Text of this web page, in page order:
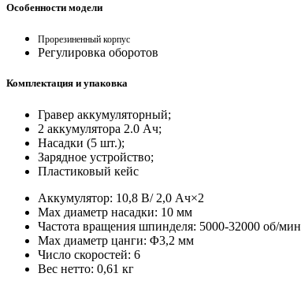
Особенности модели
Прорезиненный корпус
Регулировка оборотов
Комплектация и упаковка
Гравер аккумуляторный;
2 аккумулятора 2.0 Ач;
Насадки (5 шт.);
Зарядное устройство;
Пластиковый кейс
Аккумулятор: 10,8 В/ 2,0 Ач×2
Мах диаметр насадки: 10 мм
Частота вращения шпинделя: 5000-32000 об/мин
Max диаметр цанги: Φ3,2 мм
Число скоростей: 6
Вес нетто: 0,61 кг